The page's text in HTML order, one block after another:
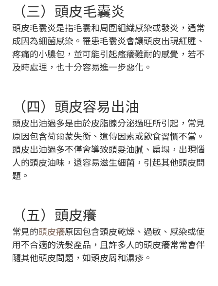
（三）頭皮毛囊炎
頭皮毛囊炎是指毛囊和周圍組織感染或發炎，通常
成因為細菌感染。罹患毛囊炎會讓頭皮出現紅腫、
疼痛的小膿包，並可能引起瘙癢難耐的感覺，若不
及時處理，也十分容易進一步惡化。
（四）頭皮容易出油
頭皮出油過多是由於皮脂腺分泌過旺所引起，常見
原因包含荷爾蒙失衡、遺傳因素或飲食習慣不當。
頭皮出油過多不僅會導致頭髮油膩、扁塌，出現惱
人的頭皮油味，還容易滋生細菌，引起其他頭皮問
題。
（五）頭皮癢
常見的頭皮癢原因包含頭皮乾燥、過敏、感染或使
用不合適的洗髮產品，且許多人的頭皮癢常常會伴
隨其他頭皮問題，如頭皮屑和濕疹。